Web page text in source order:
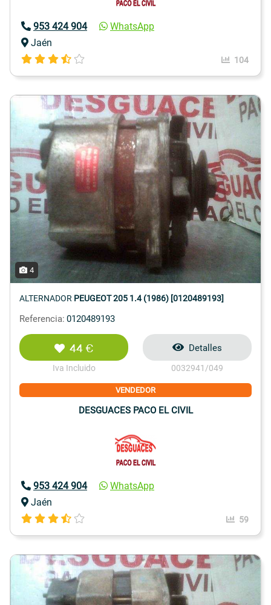
953 424 904
WhatsApp
Jaén
104
4
ALTERNADOR PEUGEOT 205 1.4 (1986) [0120489193]
Referencia: 0120489193
44 €
Iva Incluido
Detalles
0032941/049
VENDEDOR
DESGUACES PACO EL CIVIL
953 424 904
WhatsApp
Jaén
59